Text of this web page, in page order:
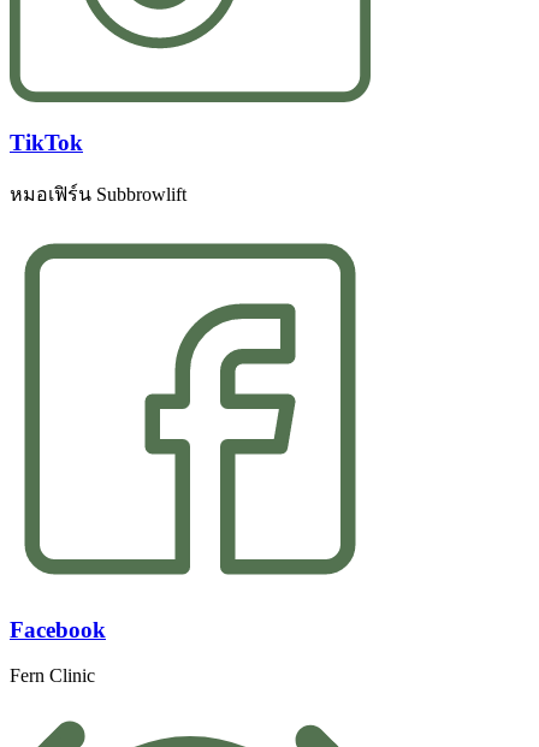
TikTok
หมอเฟิร์น Subbrowlift
Facebook
Fern Clinic